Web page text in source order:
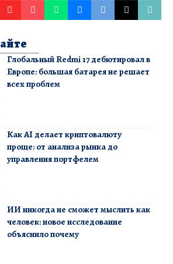
Глобальный Redmi 17 дебютировал в
Европе: большая батарея не решает
всех проблем
Как AI делает криптовалюту
проще: от анализа рынка до
управления портфелем
ИИ никогда не сможет мыслить как
человек: новое исследование
объяснило почему